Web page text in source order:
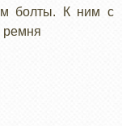
болты. К ним с
ремня